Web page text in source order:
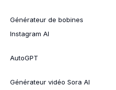
Générateur de bobines
Instagram AI
AutoGPT
Générateur vidéo Sora AI